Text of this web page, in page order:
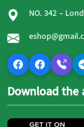
NO. 342 -
Download